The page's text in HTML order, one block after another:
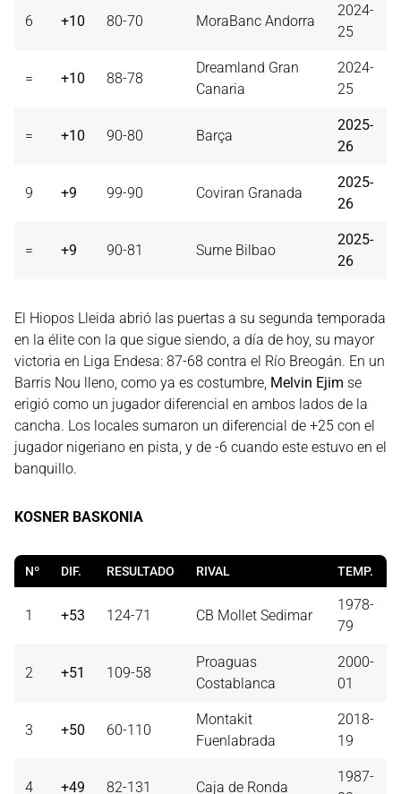
6 +10 80-70 MoraBanc Andorra
2024-
25
= +10 88-78
Dreamland Gran
Canaria
2024-
25
= +10 90-80 Barça
2025-
26
9 +9 99-90 Coviran Granada
2025-
26
= +9 90-81 Surne Bilbao
2025-
26
El Hiopos Lleida abrió las puertas a su segunda temporada
en la élite con la que sigue siendo, a día de hoy, su mayor
victoria en Liga Endesa: 87-68 contra el Río Breogán. En un
Barris Nou lleno, como ya es costumbre, Melvin Ejim se
erigió como un jugador diferencial en ambos lados de la
cancha. Los locales sumaron un diferencial de +25 con el
jugador nigeriano en pista, y de -6 cuando este estuvo en el
banquillo.
KOSNER BASKONIA
Nº DIF. RESULTADO RIVAL TEMP.
1 +53 124-71 CB Mollet Sedimar
1978-
79
2 +51 109-58
Proaguas
Costablanca
2000-
01
3 +50 60-110
Montakit
Fuenlabrada
2018-
19
4 +49 82-131 Caja de Ronda
1987-